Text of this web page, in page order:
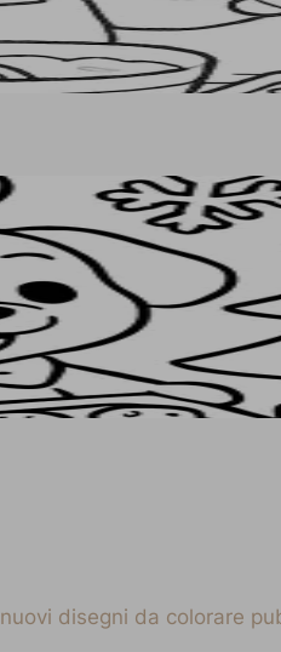
disegni da colorare